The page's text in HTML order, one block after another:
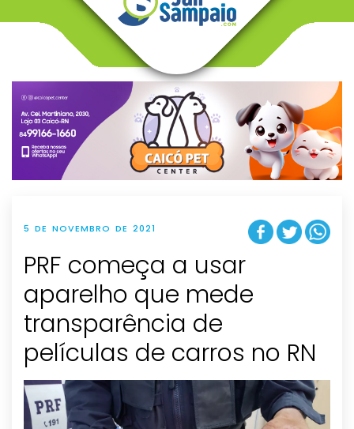
v
g
t
i
o
n
5 DE NOVEMBRO DE 2021
PRF começa a usar
aparelho que mede
transparência de
películas de carros no RN